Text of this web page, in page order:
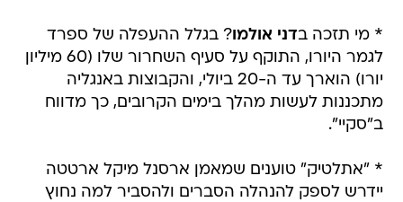
* מי תזכה בדני אולמו? בגלל ההעפלה של ספרד
לגמר היורו, התוקף על סעיף השחרור שלו (60 מיליון
יורו) הוארך עד ה-20 ביולי, והקבוצות באנגליה
מתכננות לעשות מהלך בימים הקרובים, כך מדווח
ב"סקיי".
* "אתלטיק" טוענים שמאמן ארסנל מיקל ארטטה
יידרש לספק להנהלה הסברים ולהסביר למה נחוץ